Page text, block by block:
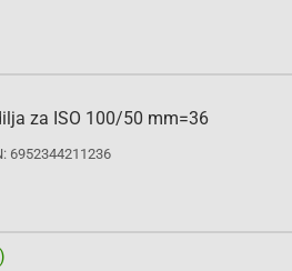
za ISO 100/50 mm=36
6952344211236